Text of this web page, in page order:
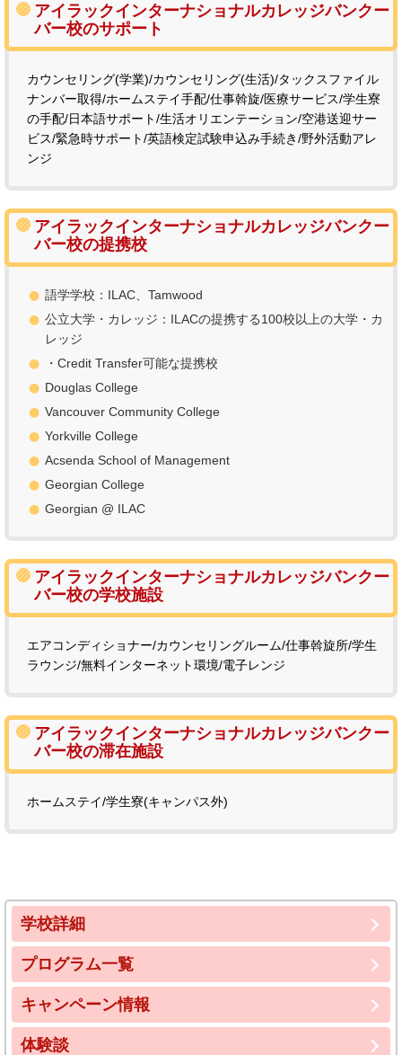
アイラックインターナショナルカレッジバンクー
バー校のサポート
カウンセリング(学業)/カウンセリング(生活)/タックスファイル
ナンバー取得/ホームステイ手配/仕事斡旋/医療サービス/学生寮
の手配/日本語サポート/生活オリエンテーション/空港送迎サー
ビス/緊急時サポート/英語検定試験申込み手続き/野外活動アレ
ンジ
アイラックインターナショナルカレッジバンクー
バー校の提携校
語学学校：ILAC、Tamwood
公立大学・カレッジ：ILACの提携する100校以上の大学・カ
レッジ
・Credit Transfer可能な提携校
Douglas College
Vancouver Community College
Yorkville College
Acsenda School of Management
Georgian College
Georgian @ ILAC
アイラックインターナショナルカレッジバンクー
バー校の学校施設
エアコンディショナー/カウンセリングルーム/仕事斡旋所/学生
ラウンジ/無料インターネット環境/電子レンジ
アイラックインターナショナルカレッジバンクー
バー校の滞在施設
ホームステイ/学生寮(キャンパス外)
学校詳細
プログラム一覧
キャンペーン情報
体験談